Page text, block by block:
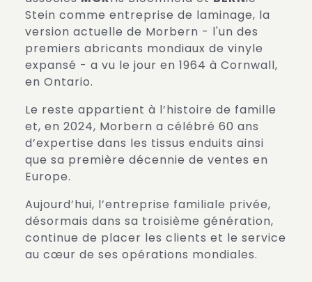
Stein comme entreprise de laminage, la
version actuelle de Morbern - l'un des
premiers abricants mondiaux de vinyle
expansé - a vu le jour en 1964 à Cornwall,
en Ontario.
Le reste appartient à l’histoire de famille
et, en 2024, Morbern a célébré 60 ans
d’expertise dans les tissus enduits ainsi
que sa première décennie de ventes en
Europe.
Aujourd’hui, l’entreprise familiale privée,
désormais dans sa troisième génération,
continue de placer les clients et le service
au cœur de ses opérations mondiales.